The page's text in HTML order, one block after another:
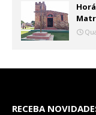
RECEBA